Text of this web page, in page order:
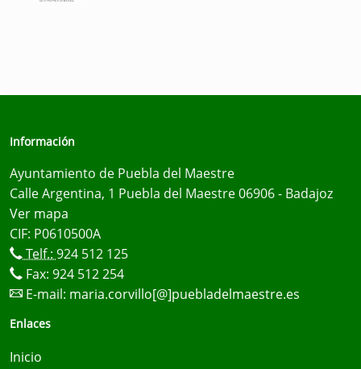
Información
Ayuntamiento de Puebla del Maestre
Calle Argentina, 1 Puebla del Maestre 06906 - Badajoz
Ver mapa
CIF: P0610500A
Telf.: 924 512 125
Fax: 924 512 254
E-mail: maria.corvillo[@]puebladelmaestre.es
Enlaces
Inicio